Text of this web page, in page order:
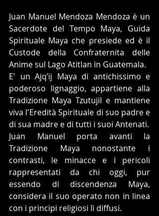
Juan Manuel Mendoza Mendoza è un
Sacerdote del Tempo Maya, Guida
Spirituale Maya che presiede ed è il
Custode della Confraternita delle
Anime sul Lago Atitlan in Guatemala.
E' un Ajq’ij Maya di antichissimo e
poderoso lignaggio, appartiene alla
Tradizione Maya Tzutujil e mantiene
viva l'Eredità Spirituale di suo padre e
di sua madre e di tutti i suoi Antenati.
Juan Manuel porta avanti la
Tradizione Maya nonostante i
contrasti, le minacce e i pericoli
rappresentati da chi oggi, pur
essendo di discendenza Maya,
considera il suo operato non in linea
con i principi religiosi lì diffusi.